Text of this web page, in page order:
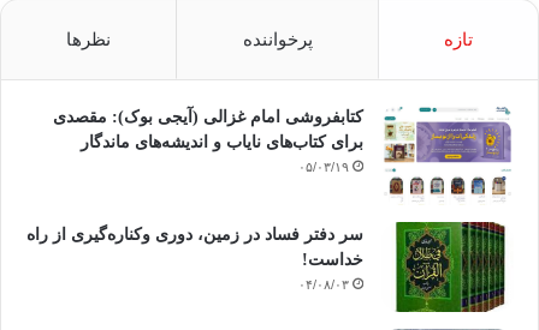
تازه پرخواننده نظرها
کتابفروشی امام غزالی (آیجی بوک): مقصدی
برای کتاب‌های نایاب و اندیشه‌های ماندگار
۰۵/۰۳/۱۹
سر دفتر فساد در زمین‌، دوری وکناره‌گیری از راه
خداست‌!
۰۴/۰۸/۰۳